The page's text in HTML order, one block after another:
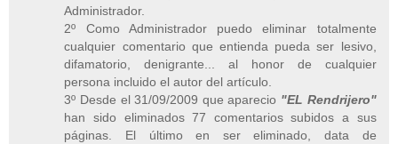
Administrador.
2º Como Administrador puedo eliminar totalmente
cualquier comentario que entienda pueda ser lesivo,
difamatorio, denigrante... al honor de cualquier
persona incluido el autor del artículo.
3º Desde el 31/09/2009 que aparecio "EL Rendrijero"
han sido eliminados 77 comentarios subidos a sus
páginas. El último en ser eliminado, data de